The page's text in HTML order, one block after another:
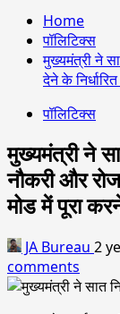
Home
पॉलिटिक्स
मुख्यमंत्री ने
देने के
पॉलिटिक्स
मुख्यमंत्री ने
नौकरी और
मोड में पूरा
JA Bureau 2
comments